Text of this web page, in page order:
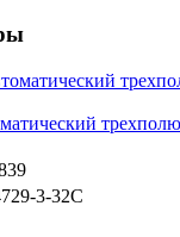
3-32C